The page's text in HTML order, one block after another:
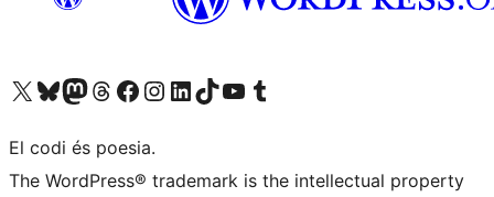
Visiteu el nostre compte X (abans Twitter)
Visiteu el nostre compte de Bluesky
Visiteu el nostre compte al Mastodon
Visiteu el nostre compte de Threads
Visiteu la nostra pàgina al Facebook
Visiteu el nostre compte d'Instagram
Visiteu el nostre compte de LinkedIn
Visiteu el nostre compte de TikTok
Visiteu el nostre canal al YouTube
Visiteu el nostre compte de Tumblr
El codi és poesia.
The WordPress® trademark is the intellectual property